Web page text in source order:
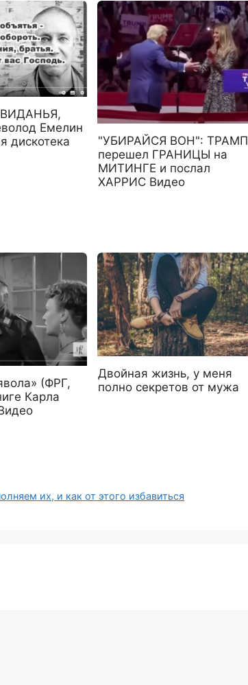
Емелин
дискотека
"УБИРАЙСЯ ВОН": ТРАМП
перешел ГРАНИЦЫ на
МИТИНГЕ и послал
ХАРРИС Видео
(ФРГ,
Карла
Двойная жизнь, у меня
полно секретов от мужа
их, и как от этого избавиться